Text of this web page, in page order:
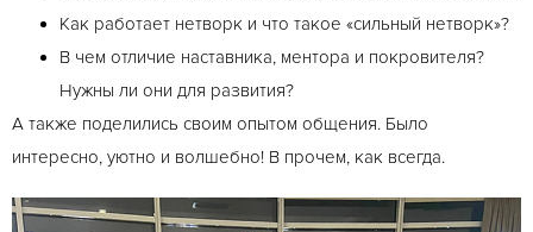
Как работает нетворк и что такое «сильный нетворк»?
В чем отличие наставника, ментора и покровителя?
Нужны ли они для развития?
А также поделились своим опытом общения. Было
интересно, уютно и волшебно! В прочем, как всегда.